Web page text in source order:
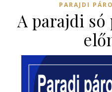
PARAJDI
A parajdi